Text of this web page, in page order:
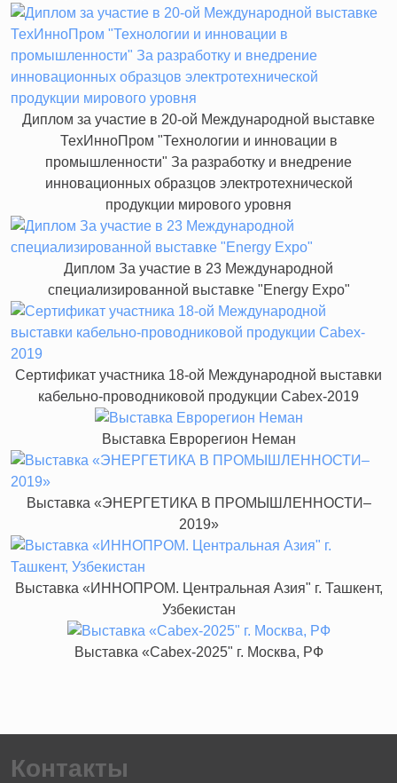
Диплом за участие в 20-ой Международной выставке
ТехИнноПром "Технологии и инновации в
промышленности" За разработку и внедрение
инновационных образцов электротехнической
продукции мирового уровня
Диплом За участие в 23 Международной
специализированной выставке "Energy Expo"
Сертификат участника 18-ой Международной выставки
кабельно-проводниковой продукции Cabex-2019
Выставка Еврорегион Неман
Выставка «ЭНЕРГЕТИКА В ПРОМЫШЛЕННОСТИ–
2019»
Выставка «ИННОПРОМ. Центральная Азия" г. Ташкент,
Узбекистан
Выставка «Cabex-2025" г. Москва, РФ
Контакты